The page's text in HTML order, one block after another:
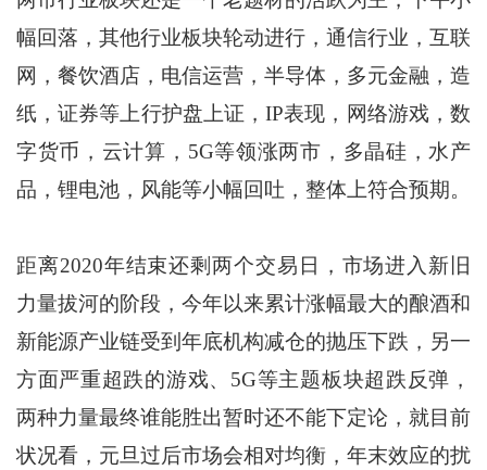
幅回落，其他行业板块轮动进行，通信行业，互联
网，餐饮酒店，电信运营，半导体，多元金融，造
纸，证券等上行护盘上证，IP表现，网络游戏，数
字货币，云计算，5G等领涨两市，多晶硅，水产
品，锂电池，风能等小幅回吐，整体上符合预期。
距离2020年结束还剩两个交易日，市场进入新旧
力量拔河的阶段，今年以来累计涨幅最大的酿酒和
新能源产业链受到年底机构减仓的抛压下跌，另一
方面严重超跌的游戏、5G等主题板块超跌反弹，
两种力量最终谁能胜出暂时还不能下定论，就目前
状况看，元旦过后市场会相对均衡，年末效应的扰